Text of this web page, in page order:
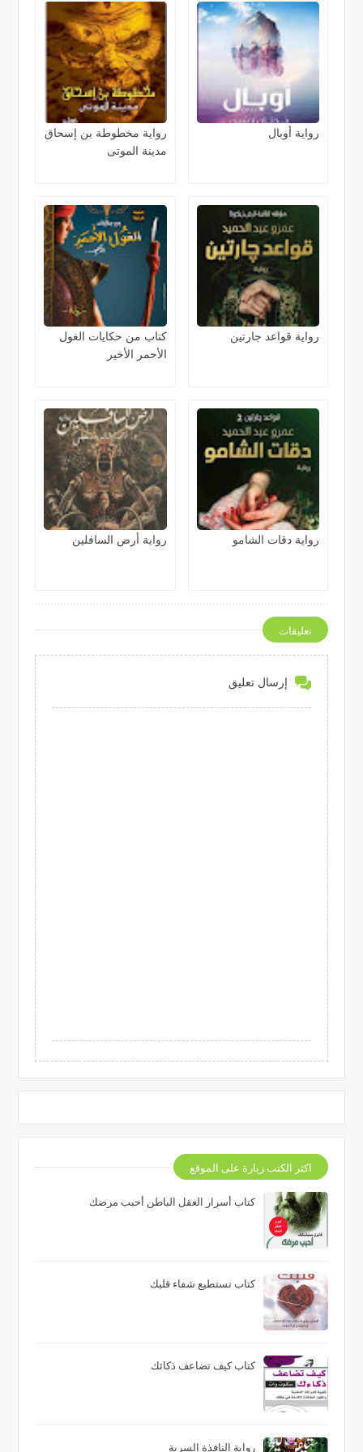
رواية أوبال
رواية مخطوطة بن إسحاق
مدينة الموتى
رواية قواعد جارتين
كتاب من حكايات الغول
الأحمر الأخير
رواية دقات الشامو رواية أرض السافلين
تعليقات
إرسال تعليق
اكثر الكتب زيارة على الموقع
كتاب أسرار العقل الباطن أحبب مرضك
كتاب تستطيع شفاء قلبك
كتاب كيف تضاعف ذكائك
رواية النافذة السرية